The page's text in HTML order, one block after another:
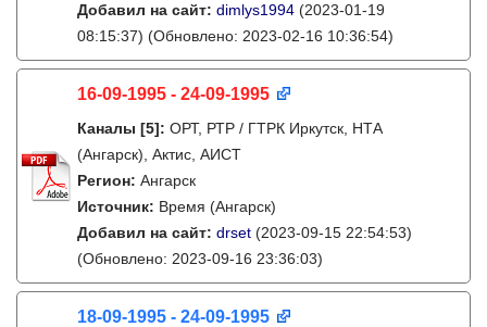
Добавил на сайт: dimlys1994 (2023-01-19
08:15:37) (Обновлено: 2023-02-16 10:36:54)
16-09-1995 - 24-09-1995
Каналы [5]: ОРТ, РТР / ГТРК Иркутск, НТА
(Ангарск), Актис, АИСТ
Регион: Ангарск
Источник: Время (Ангарск)
Добавил на сайт: drset (2023-09-15 22:54:53)
(Обновлено: 2023-09-16 23:36:03)
18-09-1995 - 24-09-1995